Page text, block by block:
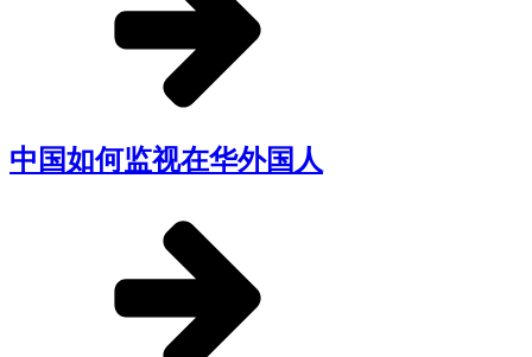
中国如何监视在华外国人